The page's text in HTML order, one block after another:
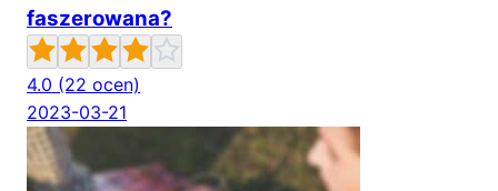
faszerowana?
4.0 (22 ocen)
2023-03-21